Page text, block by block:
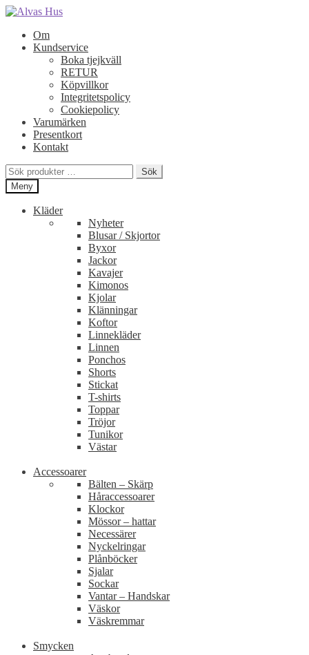
Hoppa
navigering
Hoppa
innehållOm
Kundservice
Boka tjejkväll
RETUR
Köpvillkor
Integritetspolicy
Cookiepolicy
Varumärken
Presentkort
Kontakt
Sök
efter:
Sök
Meny
Kläder
Nyheter
Blusar / Skjortor
Byxor
Jackor
Kavajer
Kimonos
Kjolar
Klänningar
Koftor
Linnekläder
Linnen
Ponchos
Shorts
Stickat
T-shirts
Toppar
Tröjor
Tunikor
Västar
Accessoarer
Bälten – Skärp
Håraccessoarer
Klockor
Mössor – hattar
Necessärer
Nyckelringar
Plånböcker
Sjalar
Sockar
Vantar – Handskar
Väskor
Väskremmar
Smycken